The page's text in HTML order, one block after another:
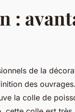
:
de la
des ouvrages.
la colle de